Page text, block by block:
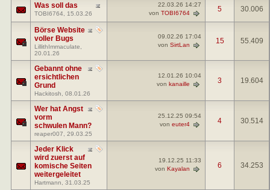
Was soll das
TOBI6764 , 15.03.26
22.03.26 14:27
von TOBI6764 5 30.006
Börse Website
voller Bugs
LillithImmaculate
20.01.26
09.02.26 17:04
von SirtLan 15 55.409
Gebannt ohne
ersichtlichen
Grund
Hackitosh , 08.01.26
12.01.26 10:04
von kanaille 3 19.604
Wer hat Angst
vorm
schwulen Mann?
reaper007 , 29.03.25
25.12.25 09:54
von euter4 4 30.514
Jeder Klick
wird zuerst auf
komische Seiten
weitergeleitet
Hartmann , 31.03.25
19.12.25 11:33
von Kayalan 6 34.253